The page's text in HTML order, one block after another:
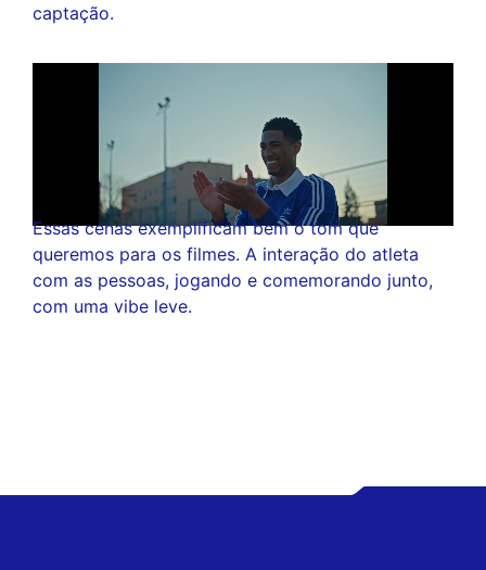
captação.
Essas cenas exemplificam bem o tom que
queremos para os filmes. A interação do atleta
com as pessoas, jogando e comemorando junto,
com uma vibe leve.